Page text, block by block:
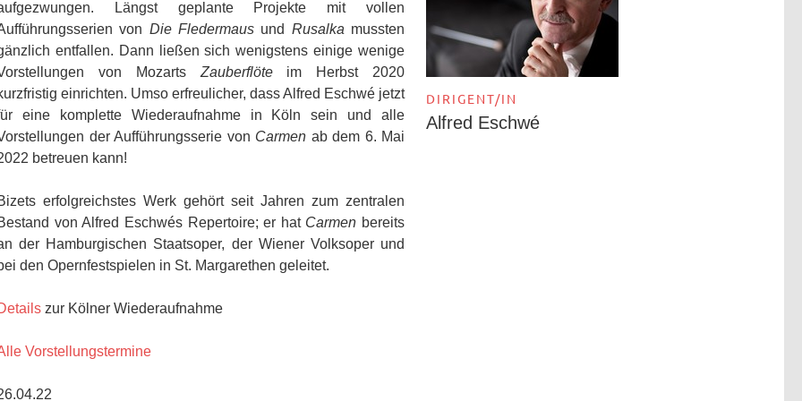
Längst geplante Projekte mit vollen
von Die Fledermaus und Rusalka mussten
entfallen. Dann ließen sich wenigstens einige wenige
von Mozarts Zauberflöteim Herbst 2020
einrichten. Umso erfreulicher, dass Alfred Eschwé jetzt
eine komplette Wiederaufnahme in Köln sein und alle
der Aufführungsserie von Carmen ab dem 6. Mai
betreuen kann!
erfolgreichstes Werk gehört seit Jahren zum zentralen
von Alfred Eschwés Repertoire; er hat Carmen bereits
der Hamburgischen Staatsoper, der Wiener Volksoper und
den Opernfestspielen in St. Margarethen geleitet.
zur Kölner Wiederaufnahme
Vorstellungstermine
DIRIGENT/IN
Alfred Eschwé